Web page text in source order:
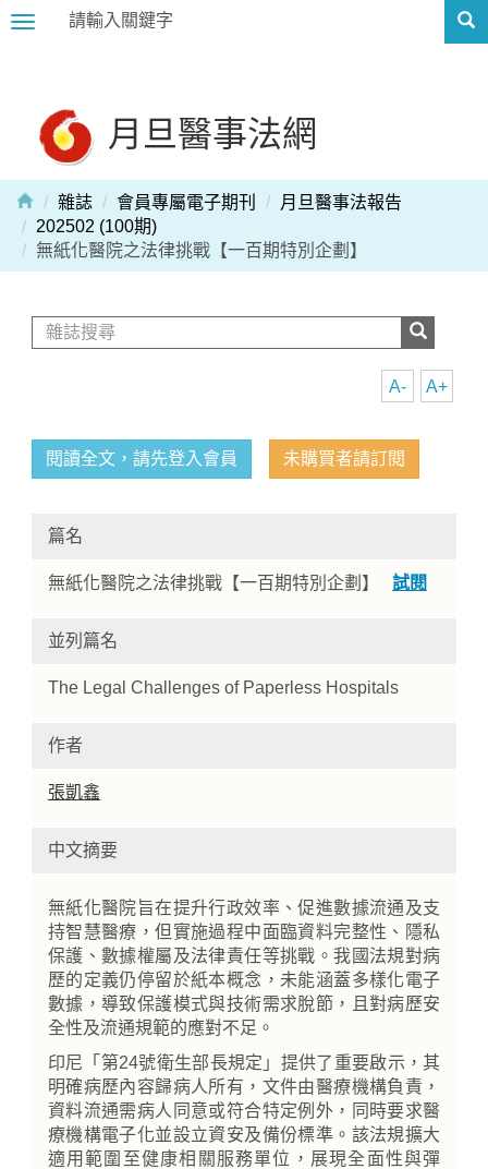
Toggle
月旦醫事法網
Home
雜誌 會員專屬電子期刊
月旦醫事法報告
202502 (100期)
無紙化醫院之法律挑戰【一百期特別企劃】
A+
A-
閱讀全文，請先登入會員 未購買者請訂閱
篇名
無紙化醫院之法律挑戰【一百期特別企劃】 試閱
並列篇名
The Legal Challenges of Paperless Hospitals
作者
張凱鑫
中文摘要
無紙化醫院旨在提升行政效率、促進數據流通及支
持智慧醫療，但實施過程中面臨資料完整性、隱私
保護、數據權屬及法律責任等挑戰。我國法規對病
歷的定義仍停留於紙本概念，未能涵蓋多樣化電子
數據，導致保護模式與技術需求脫節，且對病歷安
全性及流通規範的應對不足。
印尼「第24號衛生部長規定」提供了重要啟示，其
明確病歷內容歸病人所有，文件由醫療機構負責，
資料流通需病人同意或符合特定例外，同時要求醫
療機構電子化並設立資安及備份標準。該法規擴大
適用範圍至健康相關服務單位，展現全面性與彈